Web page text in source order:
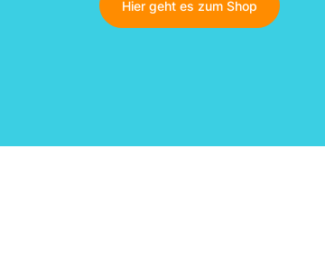
Hier geht es zum Shop